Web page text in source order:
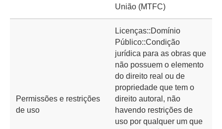
União (MTFC)
Permissões e restrições
de uso
Licenças::Domínio
Público::Condição
jurídica para as obras que
não possuem o elemento
do direito real ou de
propriedade que tem o
direito autoral, não
havendo restrições de
uso por qualquer um que